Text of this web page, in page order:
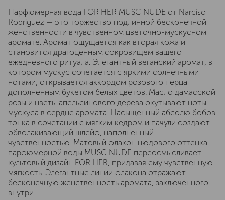
Парфюмерная вода FOR HER MUSC NUDE от Narciso
Rodriguez — это торжество подлинной бесконечной
женственности в чувственном цветочно-мускусном
аромате. Аромат ощущается как вторая кожа и
становится драгоценным сокровищем вашего
ежедневного ритуала. Элегантный веганский аромат, в
котором мускус сочетается с яркими солнечными
нотами, открывается аккордом розового перца
дополненным букетом белых цветов. Масло дамасской
розы и цветы апельсинового дерева окутывают ноты
мускуса в сердце аромата. Насыщенный абсолю бобов
тонка в сочетании с мягким кедром и пачули создают
обволакивающий шлейф, наполненный
чувственностью. Матовый флакон нюдового оттенка
парфюмерной воды MUSC NUDE переосмысливает
культовый дизайн FOR HER, придавая ему чувственную
мягкость. Элегантные линии флакона отражают
бесконечную женственность аромата, заключенного
внутри.